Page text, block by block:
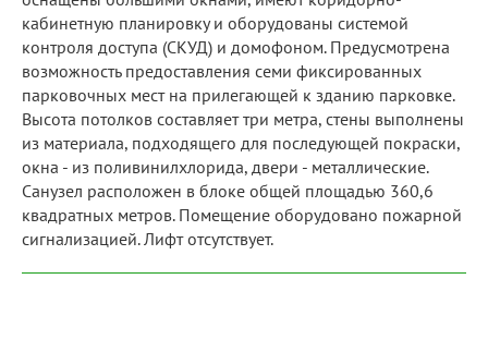
кабинетную планировку и оборудованы системой
контроля доступа (СКУД) и домофоном. Предусмотрена
возможность предоставления семи фиксированных
парковочных мест на прилегающей к зданию парковке.
Высота потолков составляет три метра, стены выполнены
из материала, подходящего для последующей покраски,
окна - из поливинилхлорида, двери - металлические.
Санузел расположен в блоке общей площадью 360,6
квадратных метров. Помещение оборудовано пожарной
сигнализацией. Лифт отсутствует.